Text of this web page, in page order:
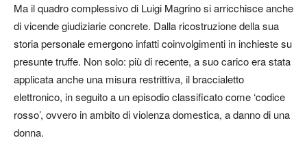
Ma il quadro complessivo di Luigi Magrino si arricchisce anche
di vicende giudiziarie concrete. Dalla ricostruzione della sua
storia personale emergono infatti coinvolgimenti in inchieste su
presunte truffe. Non solo: più di recente, a suo carico era stata
applicata anche una misura restrittiva, il braccialetto
elettronico, in seguito a un episodio classificato come ‘codice
rosso’, ovvero in ambito di violenza domestica, a danno di una
donna.